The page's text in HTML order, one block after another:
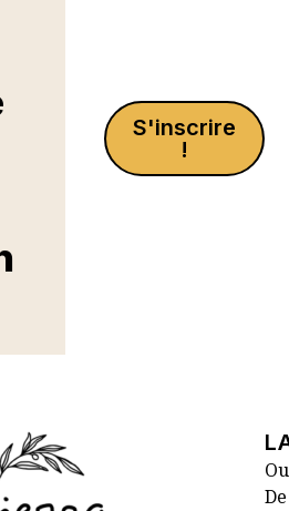
S'inscrire
!